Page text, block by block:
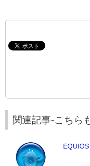
関連記事-こちら